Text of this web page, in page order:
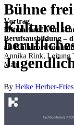
Bühne
Kulturelle
By Heike Herber-Fries
No Comments
Vortrag
Mitmachen! Von
Berufsausbildung –
als Kulturort von
Annika Rink, Leitung
Main